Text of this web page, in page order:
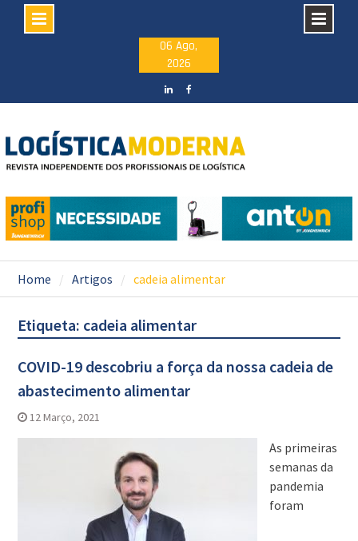
06 Ago,
2026
Home Artigos cadeia alimentar
Etiqueta: cadeia alimentar
COVID-19 descobriu a força da nossa cadeia de
abastecimento alimentar
12 Março, 2021
As primeiras
semanas da
pandemia
foram